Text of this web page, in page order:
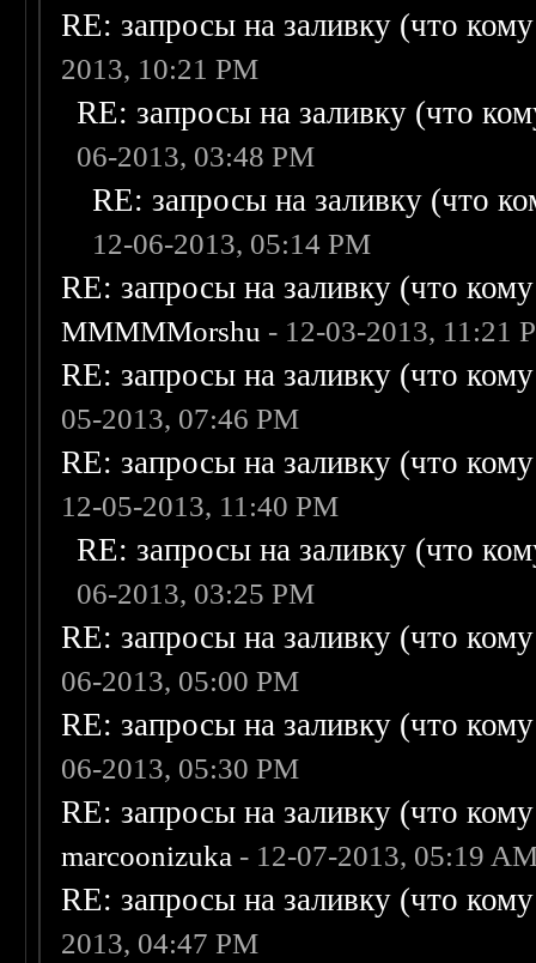
RE: запросы на заливку (что
2013, 10:21 PM
RE: запросы на заливку (что
06-2013, 03:48 PM
RE: запросы на заливку (что
12-06-2013, 05:14 PM
RE: запросы на заливку (что
MMMMMorshu - 12-03-2013, 11:21
RE: запросы на заливку (что
05-2013, 07:46 PM
RE: запросы на заливку (что
12-05-2013, 11:40 PM
RE: запросы на заливку (что
06-2013, 03:25 PM
RE: запросы на заливку (что
06-2013, 05:00 PM
RE: запросы на заливку (что
06-2013, 05:30 PM
RE: запросы на заливку (что
marcoonizuka - 12-07-2013, 05:19
RE: запросы на заливку (что
2013, 04:47 PM